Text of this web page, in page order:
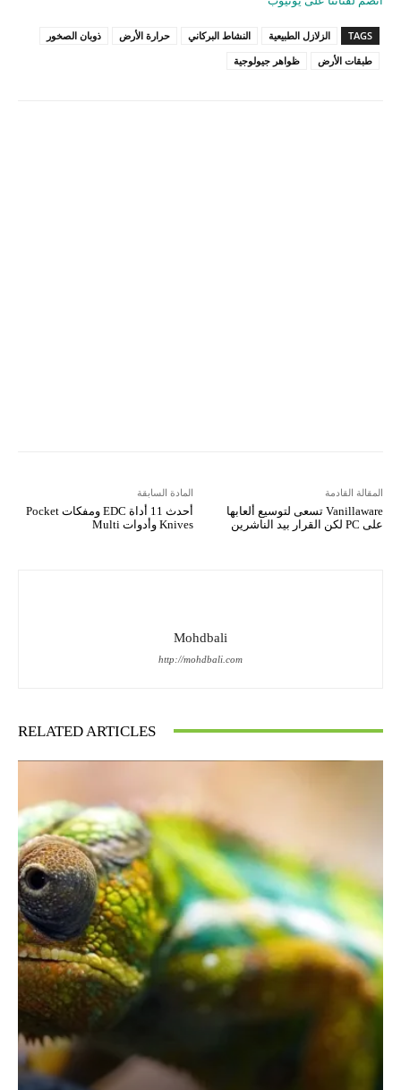
TAGS الزلازل الطبيعية النشاط البركاني حرارة الأرض
ذوبان الصخور
طبقات الأرض
ظواهر جيولوجية
المادة السابقة
أحدث 11 أداة EDC ومفكات Pocket
Knives وأدوات Multi
المقالة القادمة
Vanillaware تسعى لتوسيع ألعابها
على PC لكن القرار بيد الناشرين
Mohdbali
http://mohdbali.com
RELATED ARTICLES